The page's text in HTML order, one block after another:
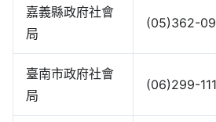
嘉義縣政府社會
局
(05)362-
臺南市政府社會
局
(06)299-